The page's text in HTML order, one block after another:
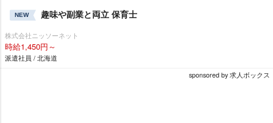
NEW 趣味や副業と両立 保育士
株式会社ニッソーネット
時給1,450円～
派遣社員 / 北海道
sponsored by 求人ボックス